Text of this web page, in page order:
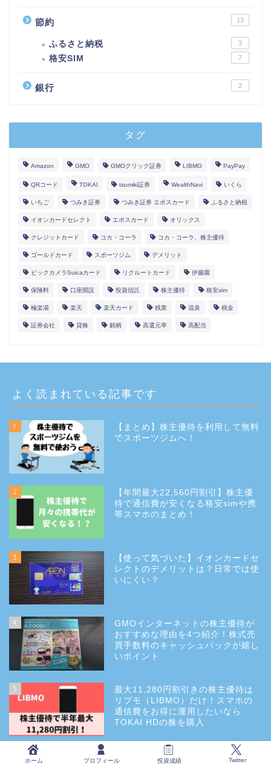
節約 13
ふるさと納税 3
格安SIM 7
銀行 2
タグ
Amazon GMO GMOクリック証券 LIBMO PayPay
QRコード TOKAI tsumiki証券 WealthNavi いくら
いちご つみき証券 つみき証券 エポスカード ふるさと納税
イオンカードセレクト エポスカード オリックス
クレジットカード コカ・コーラ コカ・コーラ、株主優待
ゴールドカード スポーツジム デメリット
ビックカメラSuicaカード リクルートカード 伊藤園
保険料 口座開設 投資信託 株主優待 格安sim
極楽湯 楽天 楽天カード 残業 温泉 税金
証券会社 貸株 銘柄 高還元率 高配当
よく読まれている記事です
1
【まとめ】株主優待を利用して無料
でスポーツジムへ！
2
【年間最大22,560円割引】株主優
待で通信費が安くなる格安simや携
帯スマホのまとめ！
3
【使って気づいた】イオンカードセ
レクトのデメリットは？日常では使
いにくい？
4
GMOインターネットの株主優待が
おすすめな理由を4つ紹介！株式売
買手数料のキャッシュバックが嬉し
いポイント
5
最大11,280円割引きの株主優待は
リブモ（LIBMO）だけ！スマホの
通信費をお得に運用したいなら
TOKAI HDの株を購入
ホーム プロフィール 投資成績 Twitter